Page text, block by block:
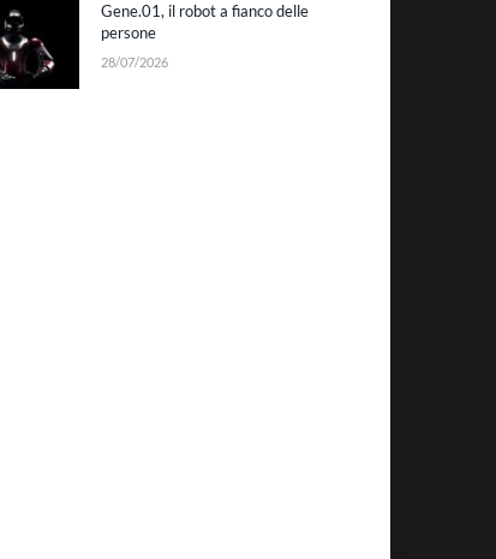
Gene.01, il robot a fianco delle
persone
28/07/2026